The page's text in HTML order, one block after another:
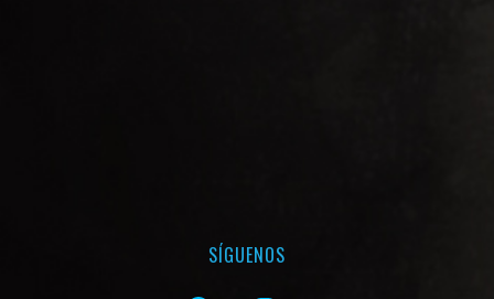
SÍGUENOS